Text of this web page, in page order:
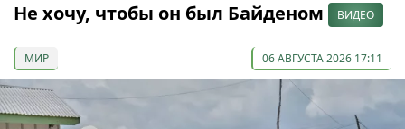
Не хочу, чтобы он был Байденом
ВИДЕО
МИР 06 АВГУСТА 2026 17:11